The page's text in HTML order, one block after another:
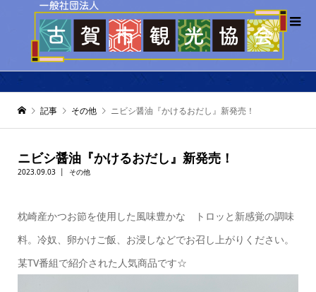
記事 その他 ニビシ醤油『かけるおだし』新発売！
ニビシ醤油『かけるおだし』新発売！
2023.09.03 その他
枕崎産かつお節を使用した風味豊かな トロッと新感覚の調味
料。冷奴、卵かけご飯、お浸しなどでお召し上がりください。
某TV番組で紹介された人気商品です☆